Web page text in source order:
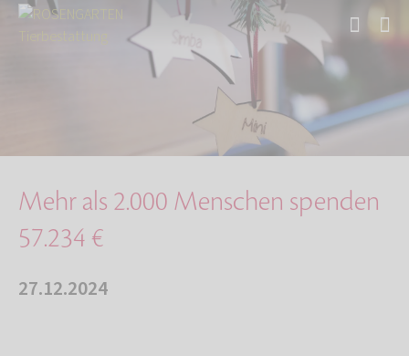
Aktuelles
Mehr als 2.000 Menschen spenden 57.234 €
Mehr als 2.000 Menschen spenden
57.234 €
27.12.2024